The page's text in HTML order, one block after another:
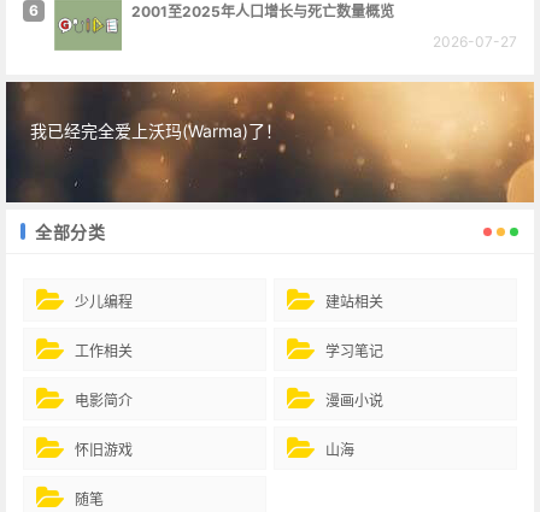
6
2001至2025年人口增长与死亡数量概览
2026-07-27
我已经完全爱上沃玛(Warma)了！
全部分类
少儿编程 建站相关
工作相关 学习笔记
电影简介 漫画小说
怀旧游戏 山海
随笔